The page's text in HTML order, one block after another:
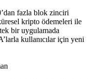
fazla blok zinciri
kripto ödemeleri ile
bir uygulamada
kullanıcılar için yeni